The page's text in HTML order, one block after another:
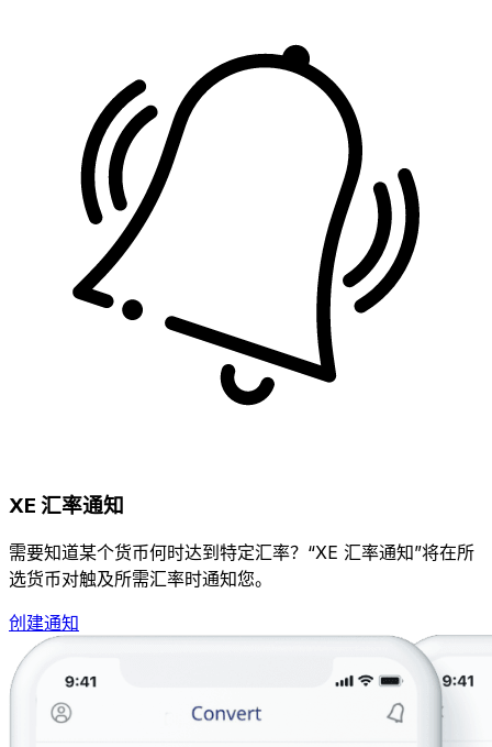
XE 汇率通知
需要知道某个货币何时达到特定汇率？“XE 汇率通知”将在所
选货币对触及所需汇率时通知您。
创建通知